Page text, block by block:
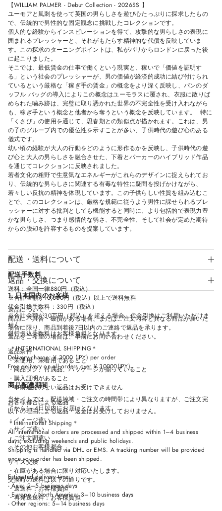
【WILLIAM PALMER - Debut Collection - 2026SS 】
ユーモアと風刺を使って英国の男らしさを遊び心たっぷりに探求したもの
で、伝統的で男性的な固定観念に挑戦したコレクションです。
個人的な経験からインスピレーションを得て、攻撃的な男らしさの表現に
囲まれるプレッシャーと、それがもたらす精神的な代償を反映していま
す。この探求のターニングポイントは、私がパリからロンドンに戻った後
に起こりました。
そこでは、最低賃金の仕事で働くという現実と、稼いで「価値を証明す
る」という社会のプレッシャーが、男の価値が経済的成功に結び付けられ
ているという厳格な「稼ぎ手の賃金」の概念をより深く反映し、パンのダ
ッフル バッグの導入によりこの概念はユーモラスに覆され、衣服に散りば
められた噛み跡は、完璧に取り憑かれた世界の不完全性を受け入れながら
も、稼ぎ手という概念と他者から奪うという概念を反映しています。 特に
「くさび」の使用を通じて、思春期との類似点が描かれます。これは、男
の子のグループ内での優位性を示すことが多い、子供時代の遊び心のある
儀式です。
幼い頃の経験が大人の行動をどのように形作るかを反映し、子供時代の遊
び心と大人の男らしさを融合させた、下着とパーカーのハイブリッド作品
を通じてコレクションに反映されました。
若者文化の粗野で生意気なエネルギーがこれらのデザインに捉えられてお
り、伝統的な男らしさに関連する有毒な特性に疑問を投げかけながら、
若々しい反抗の精神を体現しています。この子供らしい性質を組み込むこ
とで、このコレクションは、厳格な規範に従うよう男性に課せられるプレ
ッシャーに対する批判としても機能すると同時に、より包括的で表現力豊
かな男らしさ、つまり感情的な弱さ、不完全性、そして社会が定めた期待
からの脱却を許容するものを提案しています。
配送・送料について
配送手数料
送料：全国一律880円（税込）
※合計金額が10,000円（税込）以上で送料無料
代金引換手数料：330円（税込）
※合計金額が30万円（税込）を超える場合、代金引換はご利用いただけま
せん。
銀行振込手数料はお客様負担となります。
＊INTERNATIONAL SHIPPING＊
Delivery charge: ¥ 3000 (JPY) per order
Free delivery on all orders over ¥ 30000(JPY)
商品配達期間
当サイトでは、配送地域・ご注文の時間帯により異なりますが、ご注文完
了から1～4日以内にお届けとなります。
＊International Shipping＊
All international orders are processed and shipped within 1–4 business
days, excluding weekends and public holidays.
Shipping is handled via DHL or EMS. A tracking number will be provided
once your order has been shipped.
Estimated delivery time:
- Asia: 2–5 business days
- Europe / North America: 3–10 business days
- Other regions: 5–14 business days
返品・交換について
1. 日本国内のお客様
返品について
商品に不具合・破損がある場合、またはご注文内容と異なる商品が届いた
場合に限り、商品到着後7日以内のご連絡で返品を承ります。
返品をご希望の場合は、事前にお問い合わせください。
返品条件
・未使用、未着用であること
・商品タグ、付属品、パッケージが揃っていること
・購入証明があること
＊事前連絡のない返品はお受けできません
お客様都合による返品
以下の理由による返品・返金はお受けしておりません。
・イメージ違い
・サイズ違い
・ご注文間違い
・その他お客様都合
サイズ交換
・在庫がある場合に限り対応いたします。
交換時の送料は以下の通りです。
・返送料：お客様負担
・再発送送料：お客様負担